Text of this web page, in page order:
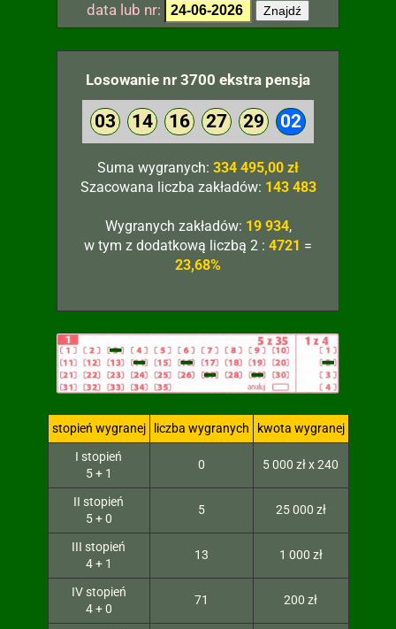
data lub nr:
Znajdź
Losowanie nr 3700 ekstra pensja
03 14 16 27 29 02
Suma wygranych: 334 495,00 zł
Szacowana liczba zakładów: 143 483
Wygranych zakładów: 19 934,
w tym z dodatkową liczbą 2 : 4721 =
23,68%
stopień wygranej liczba wygranych
kwota wygranej
I stopień
5 + 1
0 5 000 zł x 240
II stopień
5 + 0
5 25 000 zł
III stopień
4 + 1
13 1 000 zł
IV stopień
4 + 0
71 200 zł